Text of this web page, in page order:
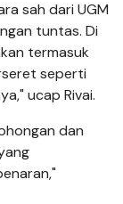
sah dari UGM
tuntas. Di
termasuk
seperti
ucap Rivai.
dan